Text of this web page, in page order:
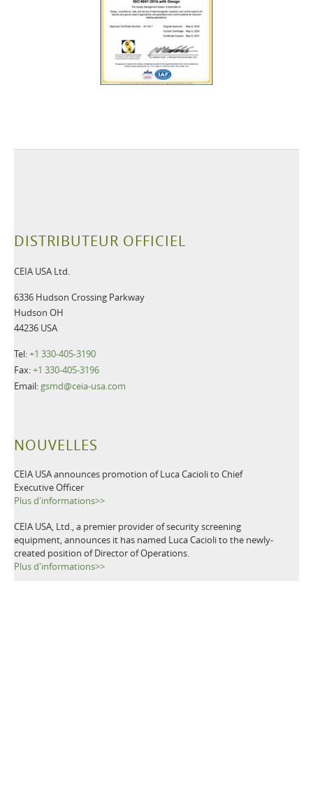
DISTRIBUTEUR OFFICIEL
CEIA USA Ltd.
6336 Hudson Crossing Parkway
Hudson OH
44236 USA
Tel:+1 330-405-3190
Fax:+1 330-405-3196
Email: gsmd@ceia-usa.com
NOUVELLES
CEIA USA announces promotion of Luca Cacioli to Chief
Executive Officer
Plus d'informations>>
CEIA USA, Ltd., a premier provider of security screening
equipment, announces it has named Luca Cacioli to the newly-
created position of Director of Operations.
Plus d'informations>>